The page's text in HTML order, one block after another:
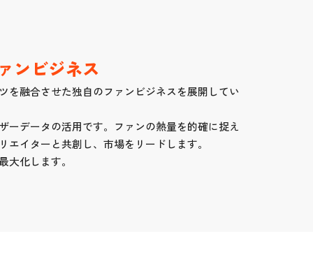
ンビジネス
を融合させた独自のファンビジネスを展開してい
ーデータの活用です。ファンの熱量を的確に捉え
イターと共創し、市場をリードします。
化します。